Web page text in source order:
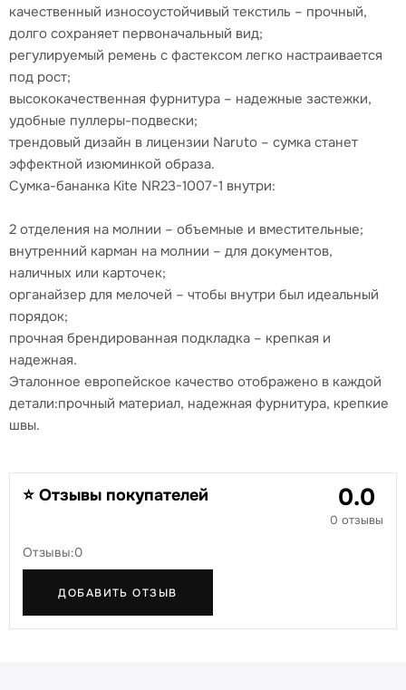
качественный износоустойчивый текстиль – прочный,
долго сохраняет первоначальный вид;
регулируемый ремень с фастексом легко настраивается
под рост;
высококачественная фурнитура – надежные застежки,
удобные пуллеры-подвески;
трендовый дизайн в лицензии Naruto – сумка станет
эффектной изюминкой образа.
Сумка-бананка Kite NR23-1007-1 внутри:
2 отделения на молнии – объемные и вместительные;
внутренний карман на молнии – для документов,
наличных или карточек;
органайзер для мелочей – чтобы внутри был идеальный
порядок;
прочная брендированная подкладка – крепкая и
надежная.
Эталонное европейское качество отображено в каждой
детали:прочный материал, надежная фурнитура, крепкие
швы.
⭐ Отзывы покупателей 0.0
0 отзывы
Отзывы:0
ДОБАВИТЬ ОТЗЫВ